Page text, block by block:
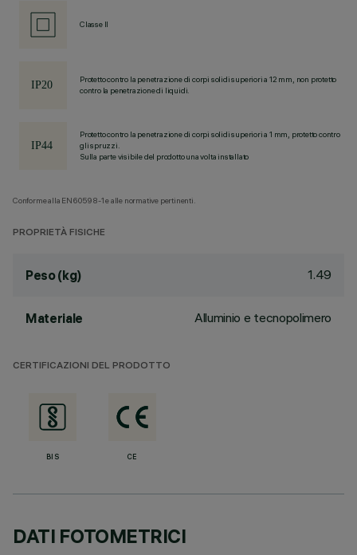
Classe II
Protetto contro la penetrazione di corpi solidi superiori a 12 mm, non protetto
contro la penetrazione di liquidi.
Protetto contro la penetrazione di corpi solidi superiori a 1 mm, protetto contro
gli spruzzi.
Sulla parte visibile del prodotto una volta installato
Conforme alla EN60598-1 e alle normative pertinenti.
PROPRIETÀ FISICHE
Peso (kg) 1.49
Materiale Alluminio e tecnopolimero
CERTIFICAZIONI DEL PRODOTTO
BIS CE
DATI FOTOMETRICI